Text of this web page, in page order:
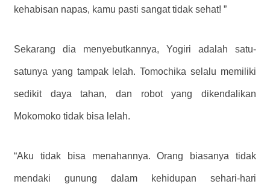
kehabisan napas, kamu pasti sangat tidak sehat! ”
Sekarang dia menyebutkannya, Yogiri adalah satu-
satunya yang tampak lelah. Tomochika selalu memiliki
sedikit daya tahan, dan robot yang dikendalikan
Mokomoko tidak bisa lelah.
“Aku tidak bisa menahannya. Orang biasanya tidak
mendaki gunung dalam kehidupan sehari-hari